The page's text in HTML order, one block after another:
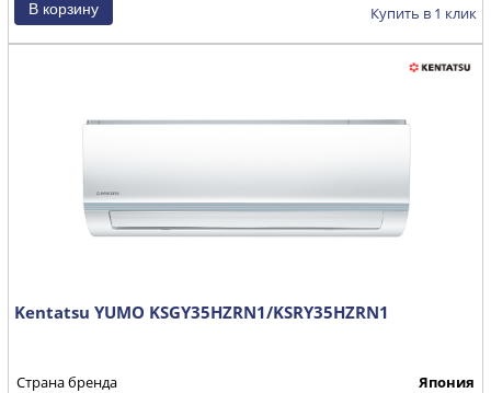
Купить в 1 клик
Kentatsu YUMO KSGY35HZRN1/KSRY35HZRN1
Страна бренда
Япония